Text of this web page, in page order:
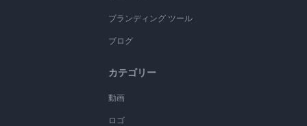
ブランディング ツール
ブログ
カテゴリー
動画
ロゴ